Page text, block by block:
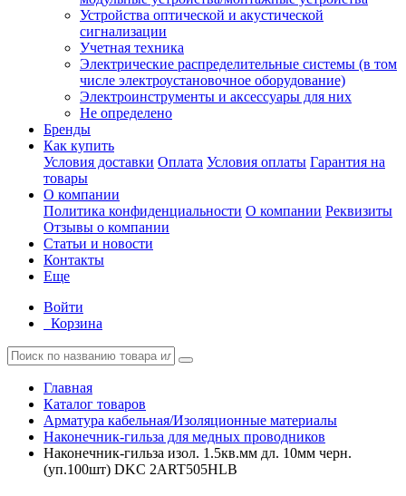
Устройства оптической и акустической
сигнализации
Учетная техника
Электрические распределительные системы (в том
числе электроустановочное оборудование)
Электроинструменты и аксессуары для них
Не определено
Бренды
Как купить
Условия доставки Оплата Условия оплаты Гарантия на
товары
О компании
Политика конфиденциальности О компании Реквизиты
Отзывы о компании
Статьи и новости
Контакты
Еще
Войти
Корзина
Главная
Каталог товаров
Арматура кабельная/Изоляционные материалы
Наконечник-гильза для медных проводников
Наконечник-гильза изол. 1.5кв.мм дл. 10мм черн.
(уп.100шт) DKC 2ART505HLB